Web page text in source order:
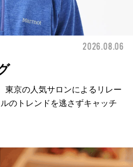
2026.08.06
東京の人気サロンによるリレー
のトレンドを逃さずキャッチ